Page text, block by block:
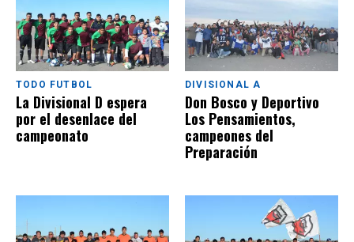
TODO FUTBOL
La Divisional D espera
por el desenlace del
campeonato
DIVISIONAL A
Don Bosco y Deportivo
Los Pensamientos,
campeones del
Preparación